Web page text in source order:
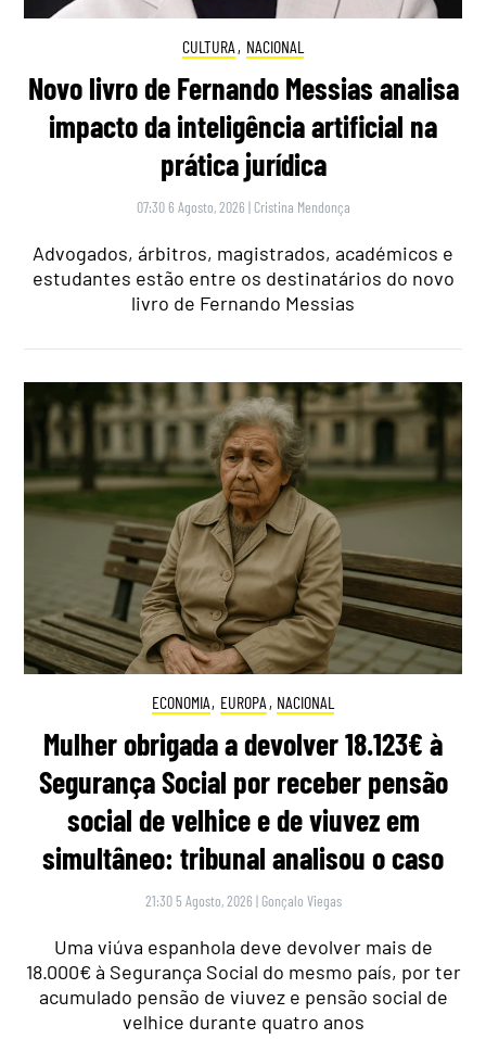
CULTURA , NACIONAL
Novo livro de Fernando Messias analisa
impacto da inteligência artificial na
prática jurídica
07:30 6 Agosto, 2026 | Cristina Mendonça
Advogados, árbitros, magistrados, académicos e
estudantes estão entre os destinatários do novo
livro de Fernando Messias
ECONOMIA, EUROPA , NACIONAL
Mulher obrigada a devolver 18.123€ à
Segurança Social por receber pensão
social de velhice e de viuvez em
simultâneo: tribunal analisou o caso
21:30 5 Agosto, 2026 | Gonçalo Viegas
Uma viúva espanhola deve devolver mais de
18.000€ à Segurança Social do mesmo país, por ter
acumulado pensão de viuvez e pensão social de
velhice durante quatro anos